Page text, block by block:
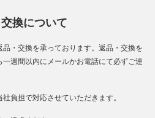
換について
・交換を承っております。返品・交換を
週間以内にメールかお電話にて必ずご連
負担で対応させていただきます。